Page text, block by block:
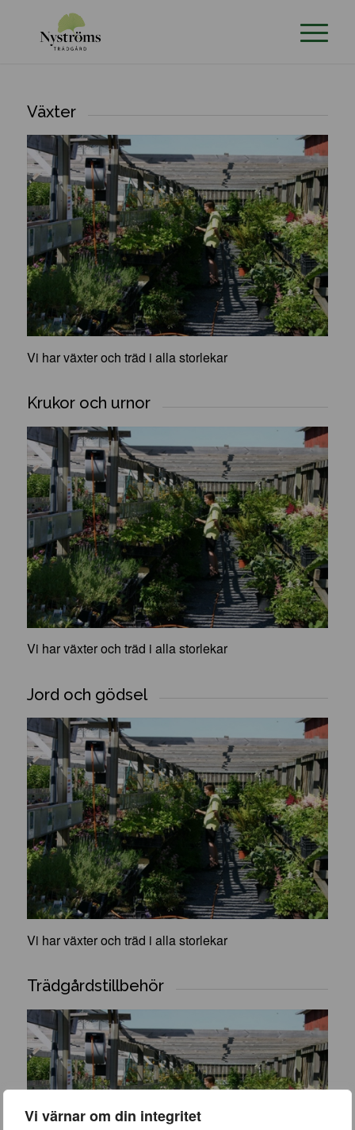
Vi värnar om din integritet
Växter
Vi har växter och träd i alla storlekar
Krukor och urnor
Vi har växter och träd i alla storlekar
Jord och gödsel
Vi har växter och träd i alla storlekar
Trädgårdstillbehör